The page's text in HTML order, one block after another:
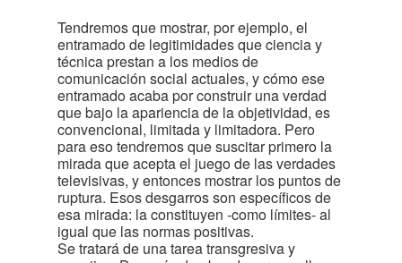
Tendremos que mostrar, por ejemplo, el
entramado de legitimidades que ciencia y
técnica prestan a los medios de
comunicación social actuales, y cómo ese
entramado acaba por construir una verdad
que bajo la apariencia de la objetividad, es
convencional, limitada y limitadora. Pero
para eso tendremos que suscitar primero la
mirada que acepta el juego de las verdades
televisivas, y entonces mostrar los puntos de
ruptura. Esos desgarros son específicos de
esa mirada: la constituyen -como límites- al
igual que las normas positivas.
Se tratará de una tarea transgresiva y